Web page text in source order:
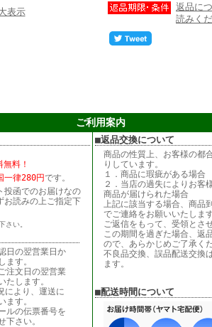
表示
返品に
読みくだ
ご利用案内
無料！
一律280円です。
投函でのお届けなの
お読みの上ご指定下
さい。
日の翌営業日か
ます。
注文日の翌営業
たします。
により、運送に
ます。
ルの伝票番号を
下さい。
■返品交換について
商品の性質上、お客様の都
りしています。
１．商品に瑕疵がある場合
２．当店の過失によりお客
商品が届けられた場合
上記に該当する場合、商品
でご連絡をお願いいたします
ご返信をもって、受領とさ
この期間を過ぎた場合、返
ので、あらかじめご了承くだ
不良品交換、誤品配送交換
ます。
■配送時間について